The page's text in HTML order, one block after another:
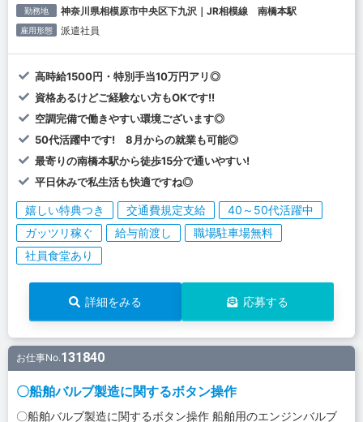
勤務地 神奈川県相模原市中央区下九沢｜JR相模線 南橋本駅
雇用形態 派遣社員
高時給1500円・特別手当10万円アリ◎
資格あるけどご経験ない方もOKです!!
空調完備で働きやすい環境ございます◎
50代活躍中です! 8月からの就業も可能◎
最寄りの南橋本駅から徒歩15分で通いやすい!
平日休みで私生活も快適ですね◎
嬉しい特典つき 交通費規定支給
40～50代活躍中
ガッツリ稼ぐ
給与前渡し
職場駐車場無料
社員食堂あり
詳細をみる 応募する
お仕事No.131840
〇船舶バルブ製造に関するボタン操作
〇船舶バルブ製造に関するボタン操作 船舶用のエンジンバルブ